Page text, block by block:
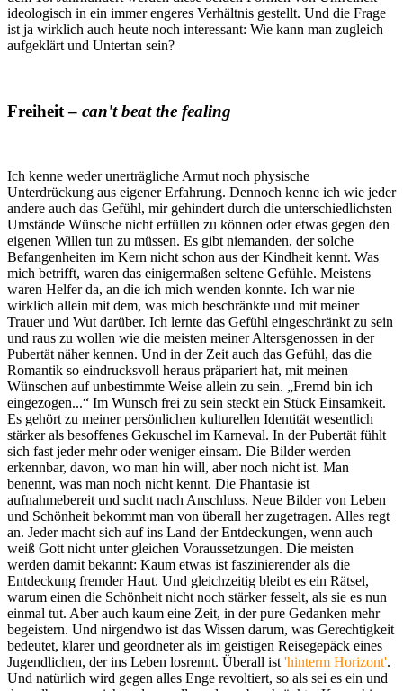
ideologisch in ein immer engeres Verhältnis gestellt. Und die Frage
ist ja wirklich auch heute noch interessant: Wie kann man zugleich
aufgeklärt und Untertan sein?
Freiheit – can't beat the fealing
Ich kenne weder unerträgliche Armut noch physische
Unterdrückung aus eigener Erfahrung. Dennoch kenne ich wie jeder
andere auch das Gefühl, mir gehindert durch die unterschiedlichsten
Umstände Wünsche nicht erfüllen zu können oder etwas gegen den
eigenen Willen tun zu müssen. Es gibt niemanden, der solche
Befangenheiten im Kern nicht schon aus der Kindheit kennt. Was
mich betrifft, waren das einigermaßen seltene Gefühle. Meistens
waren Helfer da, an die ich mich wenden konnte. Ich war nie
wirklich allein mit dem, was mich beschränkte und mit meiner
Trauer und Wut darüber. Ich lernte das Gefühl eingeschränkt zu sein
und raus zu wollen wie die meisten meiner Altersgenossen in der
Pubertät näher kennen. Und in der Zeit auch das Gefühl, das die
Romantik so eindrucksvoll heraus präpariert hat, mit meinen
Wünschen auf unbestimmte Weise allein zu sein. „Fremd bin ich
eingezogen...“ Im Wunsch frei zu sein steckt ein Stück Einsamkeit.
Es gehört zu meiner persönlichen kulturellen Identität wesentlich
stärker als besoffenes Gekuschel im Karneval. In der Pubertät fühlt
sich fast jeder mehr oder weniger einsam. Die Bilder werden
erkennbar, davon, wo man hin will, aber noch nicht ist. Man
benennt, was man noch nicht kennt. Die Phantasie ist
aufnahmebereit und sucht nach Anschluss. Neue Bilder von Leben
und Schönheit bekommt man von überall her zugetragen. Alles regt
an. Jeder macht sich auf ins Land der Entdeckungen, wenn auch
weiß Gott nicht unter gleichen Voraussetzungen. Die meisten
werden damit bekannt: Kaum etwas ist faszinierender als die
Entdeckung fremder Haut. Und gleichzeitig bleibt es ein Rätsel,
warum einen die Schönheit nicht noch stärker fesselt, als sie es nun
einmal tut. Aber auch kaum eine Zeit, in der pure Gedanken mehr
begeistern. Und nirgendwo ist das Wissen darum, was Gerechtigkeit
bedeutet, klarer und geordneter als im geistigen Reisegepäck eines
Jugendlichen, der ins Leben losrennt. Überall ist 'hinterm Horizont'.
Und natürlich wird gegen alles Enge revoltiert, so als sei es ein und